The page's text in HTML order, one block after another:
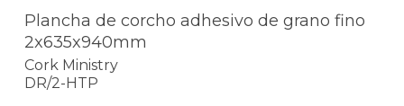
Plancha de corcho adhesivo de grano fino
2x635x940mm
Cork Ministry
DR/2-HTP